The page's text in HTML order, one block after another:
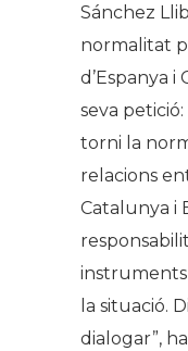
Sánchez
normalitat
d’Espanya i
seva
torni la
relacions
Catalunya i
instruments
la situació.
dialogar”,